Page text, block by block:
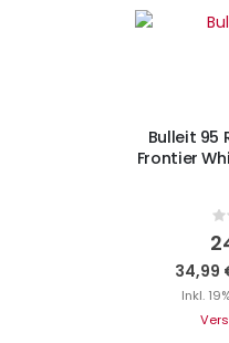
IN
Bulleit 95
Frontier
34,99
Inkl.